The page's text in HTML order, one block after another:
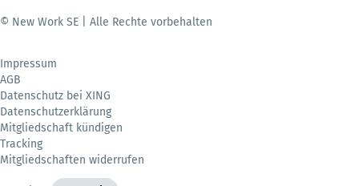
© New Work SE | Alle Rechte vorbehalten
Impressum
AGB
Datenschutz bei XING
Datenschutzerklärung
Mitgliedschaft kündigen
Tracking
Mitgliedschaften widerrufen